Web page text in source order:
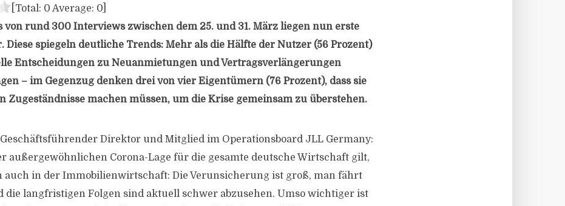
[Total: 0 Average: 0
von rund 300 Interviews zwischen dem 25. und 31. März liegen nun erste
Diese spiegeln deutliche Trends: Mehr als die Hälfte der Nutzer (56 Prozent)
Entscheidungen zu Neuanmietungen und Vertragsverlängerungen
– im Gegenzug denken drei von vier Eigentümern (76 Prozent), dass sie
Zugeständnisse machen müssen, um die Krise gemeinsam zu überstehen.
Direktor und Mitglied im Operationsboard JLL Germany:
außergewöhnlichen Corona-Lage für die gesamte deutsche Wirtschaft gilt,
auch in der Immobilienwirtschaft: Die Verunsicherung ist groß, man fährt
die langfristigen Folgen sind aktuell schwer abzusehen. Umso wichtiger ist